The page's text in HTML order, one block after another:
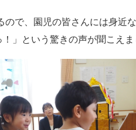
で、園児の皆さんには身近
」という驚きの声が聞こえま